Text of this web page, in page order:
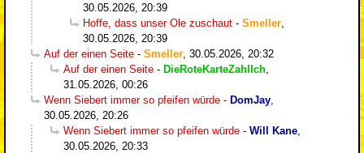
30.05.2026, 20:39
Hoffe, dass unser Ole zuschaut - Smeller
30.05.2026, 20:39
Auf der einen Seite - Smeller 30.05.2026, 20:32
Auf der einen Seite - DieRoteKarteZahlIch
31.05.2026, 00:26
Wenn Siebert immer so pfeifen würde - DomJay
30.05.2026, 20:26
Wenn Siebert immer so pfeifen würde - Will Kane
30.05.2026, 20:33